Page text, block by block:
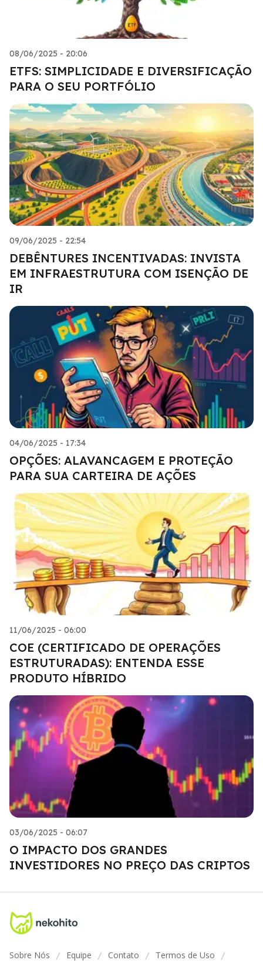
08/06/2025 - 20:06
ETFS: SIMPLICIDADE E DIVERSIFICAÇÃO
PARA O SEU PORTFÓLIO
09/06/2025 - 22:54
DEBÊNTURES INCENTIVADAS: INVISTA
EM INFRAESTRUTURA COM ISENÇÃO DE
IR
04/06/2025 - 17:34
OPÇÕES: ALAVANCAGEM E PROTEÇÃO
PARA SUA CARTEIRA DE AÇÕES
11/06/2025 - 06:00
COE (CERTIFICADO DE OPERAÇÕES
ESTRUTURADAS): ENTENDA ESSE
PRODUTO HÍBRIDO
03/06/2025 - 06:07
O IMPACTO DOS GRANDES
INVESTIDORES NO PREÇO DAS CRIPTOS
Sobre Nós / Equipe / Contato / Termos de Uso /